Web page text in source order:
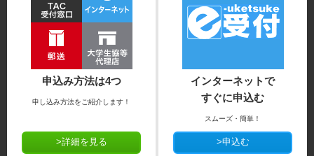
申込み方法は4つ
申し込み方法をご紹介します！
>詳細を見る
インターネットで
すぐに申込む
スムーズ・簡単！
>申込む